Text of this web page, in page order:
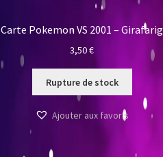
Carte Pokemon VS 2001 – Girafarig
3,50€
Rupture de stock
Ajouter aux favoris